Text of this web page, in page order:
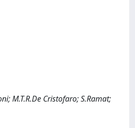
M.T.R.De Cristofaro; S.Ramat;